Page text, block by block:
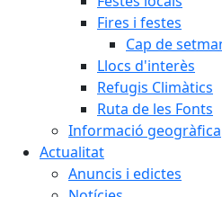
Fires i festes
Cap de
Llocs d'interès
Refugis Climàtics
Ruta de les Fonts
Informació geogràfica
Actualitat
Anuncis i edictes